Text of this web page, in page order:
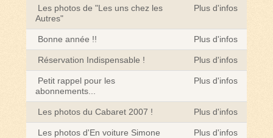
Les photos de "Les uns chez les
Autres"
Plus d'infos
Bonne année !! Plus d'infos
Réservation Indispensable ! Plus d'infos
Petit rappel pour les
abonnements...
Plus d'infos
Les photos du Cabaret 2007 ! Plus d'infos
Les photos d'En voiture Simone Plus d'infos